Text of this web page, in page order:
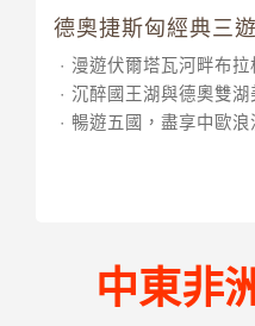
德奧捷斯匈經典三
漫遊伏爾塔瓦河畔布拉
沉醉國王湖與德奧雙湖
暢遊五國，盡享中歐浪
中東非